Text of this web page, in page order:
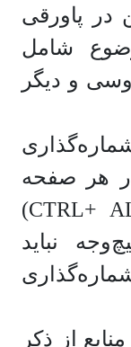
در پاورقی
شامل
و دیگر
هر صفحه
(دکمه ترکیبی CTRL+ ALT+ F)
نباید
از ذکر